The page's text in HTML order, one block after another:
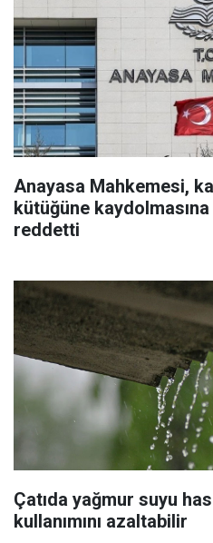
Anayasa Mahkemesi,
kütüğüne
reddetti
Çatıda yağmur suyu
kullanımını azaltabilir